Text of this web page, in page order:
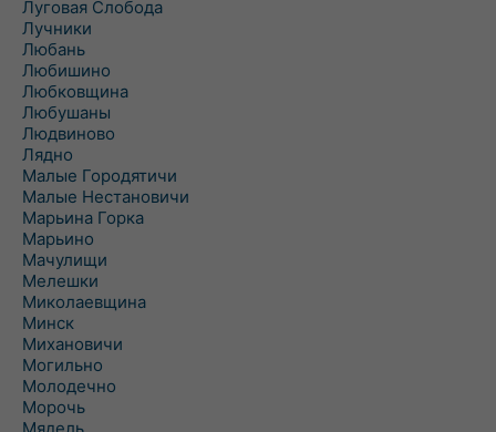
Луговая Слобода
Лучники
Любань
Любишино
Любковщина
Любушаны
Людвиново
Лядно
Малые Городятичи
Малые Нестановичи
Марьина Горка
Марьино
Мачулищи
Мелешки
Миколаевщина
Минск
Михановичи
Могильно
Молодечно
Морочь